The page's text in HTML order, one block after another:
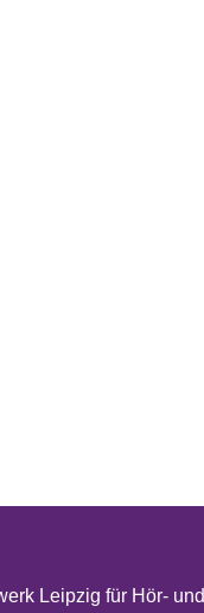
Leipzig für Hör- und